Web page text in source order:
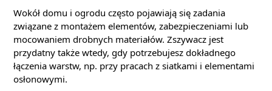
Wokół domu i ogrodu często pojawiają się zadania
związane z montażem elementów, zabezpieczeniami lub
mocowaniem drobnych materiałów. Zszywacz jest
przydatny także wtedy, gdy potrzebujesz dokładnego
łączenia warstw, np. przy pracach z siatkami i elementami
osłonowymi.